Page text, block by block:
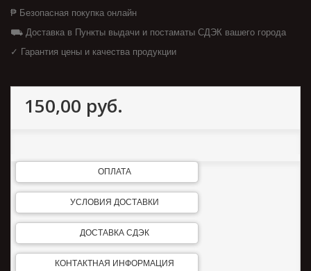
₱ Безопасная покупка онлайн
⛟ Доставка в Пункты выдачи и постаматы СДЭК вашего города
✓ Гарантия цены и качества продукции
150,00 руб.
ОПЛАТА
УСЛОВИЯ ДОСТАВКИ
ДОСТАВКА СДЭК
КОНТАКТНАЯ ИНФОРМАЦИЯ